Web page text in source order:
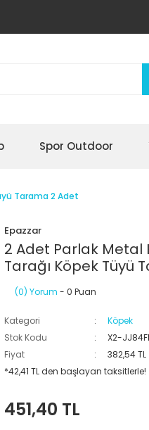
Spor Outdoor
Tarama 2 Adet
Epazzar
2 Adet Parlak Metal
Tarağı Köpek Tüyü
(0) Yorum - 0 Puan
Kategori
Köpek
Stok Kodu
X2-
Fiyat
382,54 TL
*42,41 TL den başlayan taksitlerle!
451,40 TL